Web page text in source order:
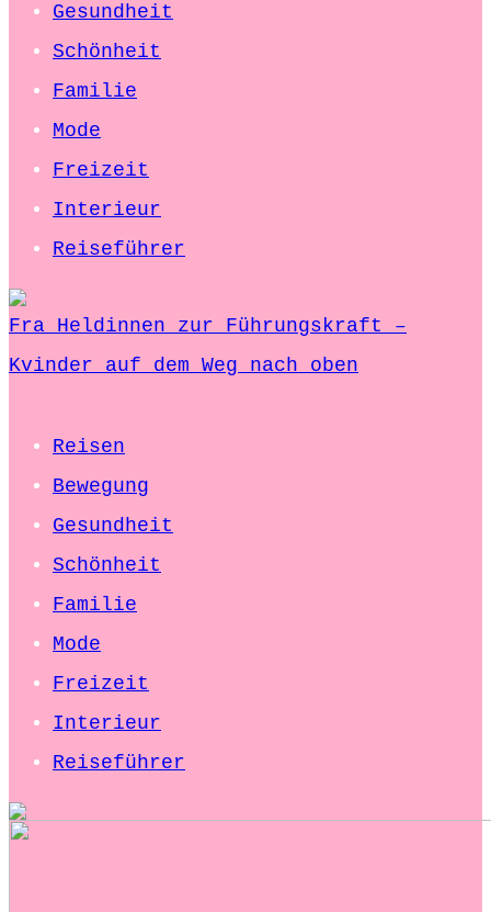
Gesundheit
Schönheit
Familie
Mode
Freizeit
Interieur
Reiseführer
Fra Heldinnen zur Führungskraft –
Kvinder auf dem Weg nach oben
Reisen
Bewegung
Gesundheit
Schönheit
Familie
Mode
Freizeit
Interieur
Reiseführer